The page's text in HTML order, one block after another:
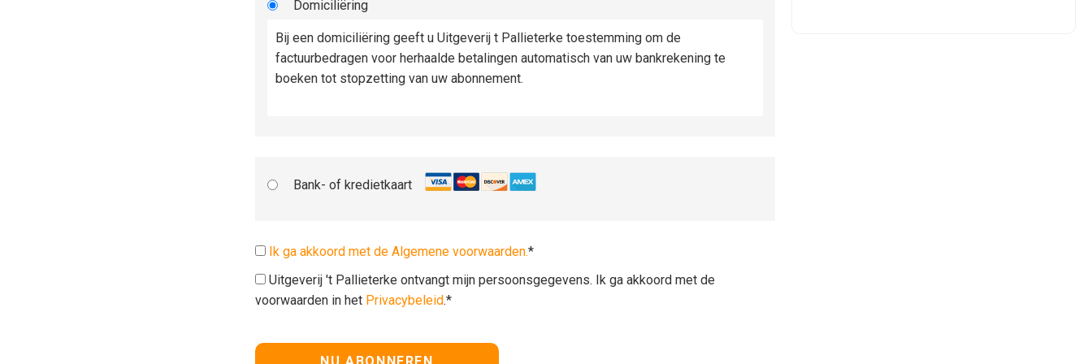
Domiciliëring
Bij een domiciliëring geeft u Uitgeverij t Pallieterke toestemming om de
factuurbedragen voor herhaalde betalingen automatisch van uw bankrekening te
boeken tot stopzetting van uw abonnement.
Bank- of kredietkaart
Ik ga akkoord met de Algemene voorwaarden.*
Uitgeverij 't Pallieterke ontvangt mijn persoonsgegevens. Ik ga akkoord met de
voorwaarden in het Privacybeleid.*
Geen waarde